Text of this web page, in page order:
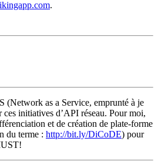
.
(Network as a Service, emprunté à je
ces initiatives d’API réseau. Pour moi,
et de création de plate-forme
du terme : http://bit.ly/DiCoDE) pour